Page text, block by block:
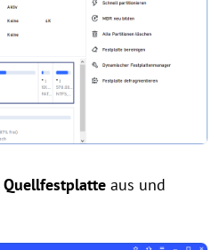
Quellfestplatte aus und